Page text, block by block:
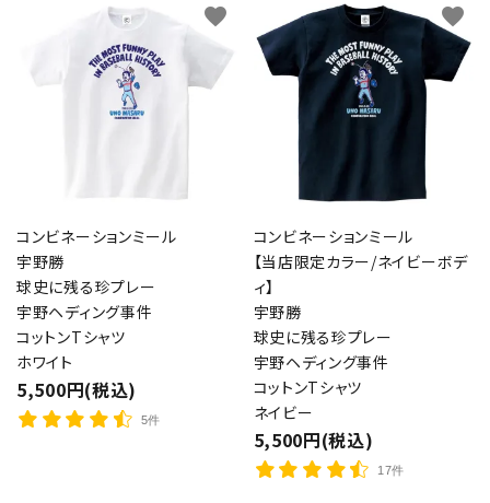
コンビネーションミール
宇野勝
球史に残る珍プレー
宇野ヘディング事件
コットンTシャツ
ホワイト
5,500円(税込)
5件
favorite
コンビネーションミール
【当店限定カラー/ネイビーボデ
ィ】
宇野勝
球史に残る珍プレー
宇野ヘディング事件
コットンTシャツ
ネイビー
5,500円(税込)
17件
favorite